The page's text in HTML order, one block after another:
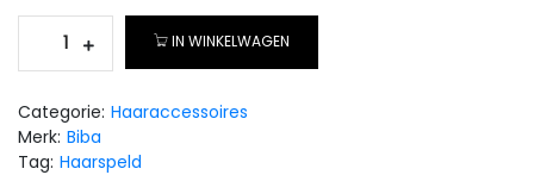
IN WINKELWAGEN
Categorie: Haaraccessoires
Merk: Biba
Tag: Haarspeld